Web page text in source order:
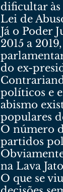
dificultar às
Lei de
Já o Poder
2015 a
do ex-
políticos e
abismo
populares
O número
partidos
na Lava
O que se